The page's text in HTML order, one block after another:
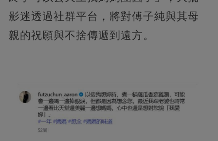
影迷透過社群平台，將對傅子純與其母
親的祝願與不捨傳遞到遠方。